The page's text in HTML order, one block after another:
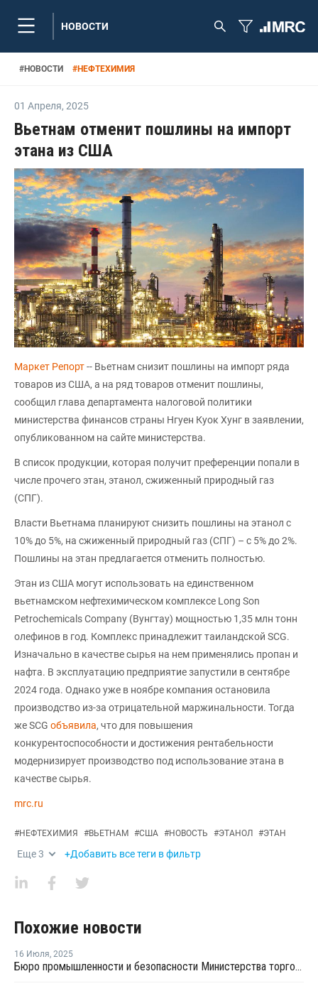
НОВОСТИ
#НОВОСТИ #НЕФТЕХИМИЯ
01 Апреля, 2025
Вьетнам отменит пошлины на импорт
этана из США
Маркет Репорт-- Вьетнам снизит пошлины на импорт ряда
товаров из США, а на ряд товаров отменит пошлины,
сообщил глава департамента налоговой политики
министерства финансов страны Нгуен Куок Хунг в заявлении,
опубликованном на сайте министерства.
В список продукции, которая получит преференции попали в
числе прочего этан, этанол, сжиженный природный газ
(СПГ).
Власти Вьетнама планируют снизить пошлины на этанол с
10% до 5%, на сжиженный природный газ (СПГ) – с 5% до 2%.
Пошлины на этан предлагается отменить полностью.
Этан из США могут использовать на единственном
вьетнамском нефтехимическом комплексе Long Son
Petrochemicals Company (Вунгтау) мощностью 1,35 млн тонн
олефинов в год. Комплекс принадлежит таиландской SCG.
Изначально в качестве сырья на нем применялись пропан и
нафта. В эксплуатацию предприятие запустили в сентябре
2024 года. Однако уже в ноябре компания остановила
производство из-за отрицательной маржинальности. Тогда
же SCG объявила, что для повышения
конкурентоспособности и достижения рентабельности
модернизирует производство под использование этана в
качестве сырья.
mrc.ru
#НЕФТЕХИМИЯ #ВЬЕТНАМ #США #НОВОСТЬ #ЭТАНОЛ #ЭТАН
Еще3 +Добавить все теги в фильтр
Похожие новости
16 Июля, 2025
Бюро промышленности и безопасности Министерства торговли США сняло экспортные ограничения на поставки этана в Китай